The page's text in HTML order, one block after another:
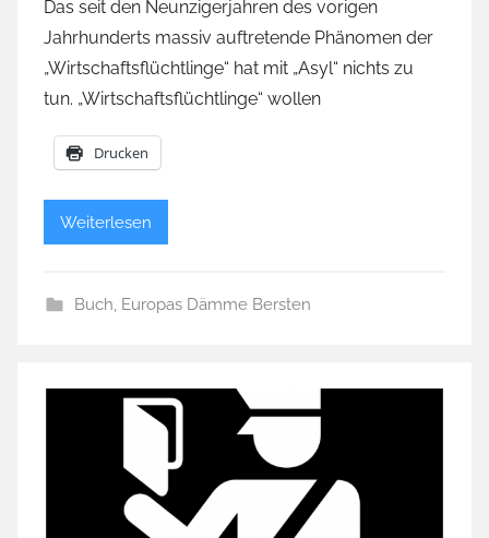
Das seit den Neunzigerjahren des vorigen
Jahrhunderts massiv auftretende Phänomen der
„Wirtschaftsflüchtlinge“ hat mit „Asyl“ nichts zu
tun. „Wirtschaftsflüchtlinge“ wollen
Drucken
Weiterlesen
Buch, Europas Dämme Bersten